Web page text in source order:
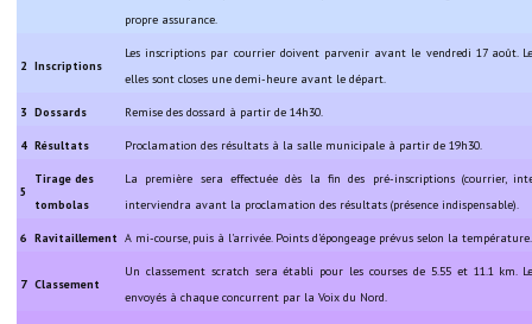
L'équipe municipale
Les moyens financiers
Note de synthèse financière
Rapport d'orientation budgétaire
Actions et projets
propre assurance.
2 Inscriptions
Les inscriptions par courrier doivent parvenir avant le vendredi 17 août.
elles sont closes une demi-heure avant le départ.
3 Dossards Remise des dossard à partir de 14h30.
4 Résultats Proclamation des résultats à la salle municipale à partir de 19h30.
5
Tirage des
tombolas
La première sera effectuée dès la fin des pré-inscriptions (courrier,
interviendra avant la proclamation des résultats (présence indispensable).
6 Ravitaillement A mi-course, puis à l'arrivée. Points d'épongeage prévus selon la température.
7 Classement
Un classement scratch sera établi pour les courses de 5.55 et 11.1 km.
envoyés à chaque concurrent par la Voix du Nord.